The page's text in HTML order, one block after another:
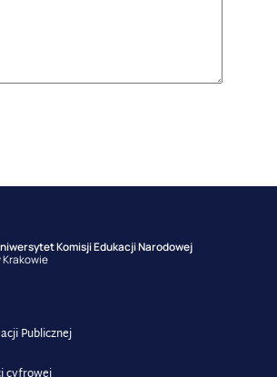
Komisji Edukacji Narodowej
Krakowie
Publicznej